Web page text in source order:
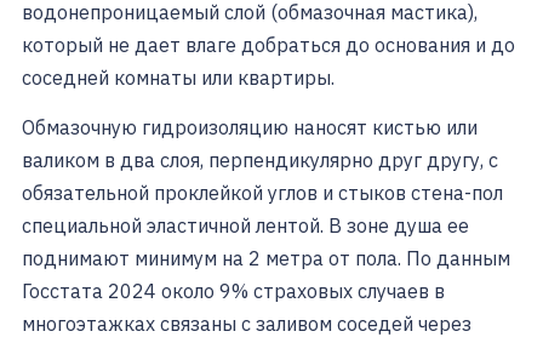
водонепроницаемый слой (обмазочная мастика),
который не дает влаге добраться до основания и до
соседней комнаты или квартиры.
Обмазочную гидроизоляцию наносят кистью или
валиком в два слоя, перпендикулярно друг другу, с
обязательной проклейкой углов и стыков стена-пол
специальной эластичной лентой. В зоне душа ее
поднимают минимум на 2 метра от пола. По данным
Госстата 2024 около 9% страховых случаев в
многоэтажках связаны с заливом соседей через